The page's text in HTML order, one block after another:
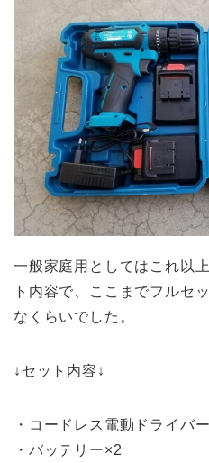
一般家庭用としてはこれ以
ト内容で、ここまでフルセ
なくらいでした。
↓セット内容↓
・コードレス電動ドライバ
・バッテリー×2